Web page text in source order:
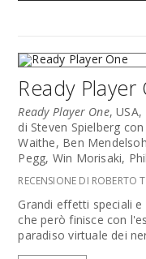
Ready Player
Ready Player One,
di Steven Spielberg
Waithe, Ben
Pegg, Win Morisaki,
RECENSIONE DI ROBERTO
Grandi effetti speciali
che però finisce con
paradiso virtuale dei